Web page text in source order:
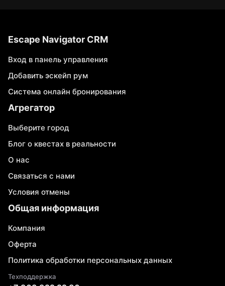
Escape Navigator CRM
Вход в панель управления
Добавить эскейп рум
Система онлайн бронирования
Агрегатор
Выберите город
Блог о квестах в реальности
О нас
Связаться с нами
Условия отмены
Общая информация
Компания
Оферта
Политика обработки персональных данных
Техподдержка